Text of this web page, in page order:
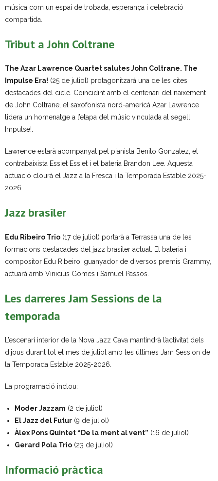
música com un espai de trobada, esperança i celebració
compartida.
Tribut a John Coltrane
The Azar Lawrence Quartet salutes John Coltrane. The
Impulse Era! (25 de juliol) protagonitzarà una de les cites
destacades del cicle. Coincidint amb el centenari del naixement
de John Coltrane, el saxofonista nord-americà Azar Lawrence
lidera un homenatge a l’etapa del músic vinculada al segell
Impulse!.
Lawrence estarà acompanyat pel pianista Benito Gonzalez, el
contrabaixista Essiet Essiet i el bateria Brandon Lee. Aquesta
actuació clourà el Jazz a la Fresca i la Temporada Estable 2025-
2026.
Jazz brasiler
Edu Ribeiro Trio (17 de juliol) portarà a Terrassa una de les
formacions destacades del jazz brasiler actual. El bateria i
compositor Edu Ribeiro, guanyador de diversos premis Grammy,
actuarà amb Vinicius Gomes i Samuel Passos.
Les darreres Jam Sessions de la
temporada
L’escenari interior de la Nova Jazz Cava mantindrà l’activitat dels
dijous durant tot el mes de juliol amb les últimes Jam Session de
la Temporada Estable 2025-2026.
La programació inclou:
Moder Jazzam (2 de juliol)
El Jazz del Futur (9 de juliol)
Àlex Pons Quintet “De la ment al vent” (16 de juliol)
Gerard Pola Trio (23 de juliol)
Informació pràctica